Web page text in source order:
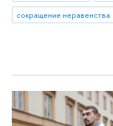
сокращение неравенства